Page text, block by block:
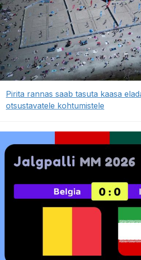
Pirita rannas saab tasuta kaasa
otsustavatele kohtumistele